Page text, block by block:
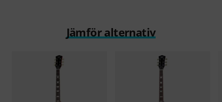
Jämför alternativ